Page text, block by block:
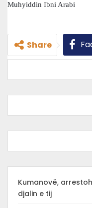
Muhyiddin Ibni Arabi
Share
Kumanovë,
djalin e tij